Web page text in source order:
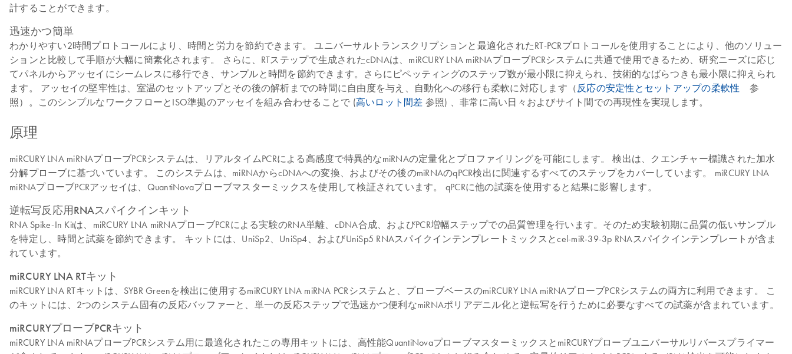
計することができます。
迅速かつ簡単
わかりやすい2時間プロトコールにより、時間と労力を節約できます。 ユニバーサルトランスクリプションと最適化されたRT-PCRプロトコールを使用することにより、他のソリュー
ションと比較して手順が大幅に簡素化されます。 さらに、RTステップで生成されたcDNAは、miRCURY LNA miRNAプローブPCRシステムに共通で使用できるため、研究ニーズに応じ
てパネルからアッセイにシームレスに移行でき、サンプルと時間を節約できます。さらにピペッティングのステップ数が最小限に抑えられ、技術的なばらつきも最小限に抑えられ
ます。 アッセイの堅牢性は、室温のセットアップとその後の解析までの時間に自由度を与え、自動化への移行も柔軟に対応します（ 反応の安定性とセットアップの柔軟性 参
照）。このシンプルなワークフローとISO準拠のアッセイを組み合わせることで (高いロット間差 参照) 、非常に高い日々およびサイト間での再現性を実現します。
原理
miRCURY LNA miRNAプローブPCRシステムは、リアルタイムPCRによる高感度で特異的なmiRNAの定量化とプロファイリングを可能にします。 検出は、クエンチャー標識された加水
分解プローブに基づいています。 このシステムは、miRNAからcDNAへの変換、およびその後のmiRNAのqPCR検出に関連するすべてのステップをカバーしています。 miRCURY LNA
miRNAプローブPCRアッセイは、QuantiNovaプローブマスターミックスを使用して検証されています。 qPCRに他の試薬を使用すると結果に影響します。
逆転写反応用RNAスパイクインキット
RNA Spike-In Kitは、miRCURY LNA miRNAプローブPCRによる実験のRNA単離、cDNA合成、およびPCR増幅ステップでの品質管理を行います。そのため実験初期に品質の低いサンプル
を特定し、時間と試薬を節約できます。 キットには、UniSp2、UniSp4、およびUniSp5 RNAスパイクインテンプレートミックスとcel-miR-39-3p RNAスパイクインテンプレートが含ま
れています。
miRCURY LNA RTキット
miRCURY LNA RTキットは、SYBR Greenを検出に使用するmiRCURY LNA miRNA PCRシステムと、プローブベースのmiRCURY LNA miRNAプローブPCRシステムの両方に利用できます。 こ
のキットには、2つのシステム固有の反応バッファーと、単一の反応ステップで迅速かつ便利なmiRNAポリアデニル化と逆転写を行うために必要なすべての試薬が含まれています。
miRCURYプローブPCRキット
miRCURY LNA miRNAプローブPCRシステム用に最適化されたこの専用キットには、高性能QuantiNovaプローブマスターミックスとmiRCURYプローブユニバーサルリバースプライマー